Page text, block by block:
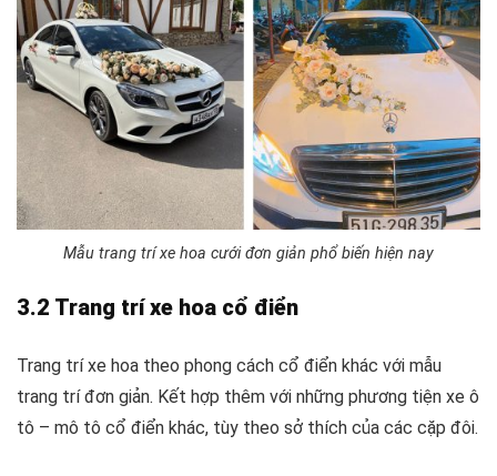
Mẫu trang trí xe hoa cưới đơn giản phổ biến hiện nay
3.2 Trang trí xe hoa cổ điển
Trang trí xe hoa theo phong cách cổ điển khác với mẫu
trang trí đơn giản. Kết hợp thêm với những phương tiện xe ô
tô – mô tô cổ điển khác, tùy theo sở thích của các cặp đôi.